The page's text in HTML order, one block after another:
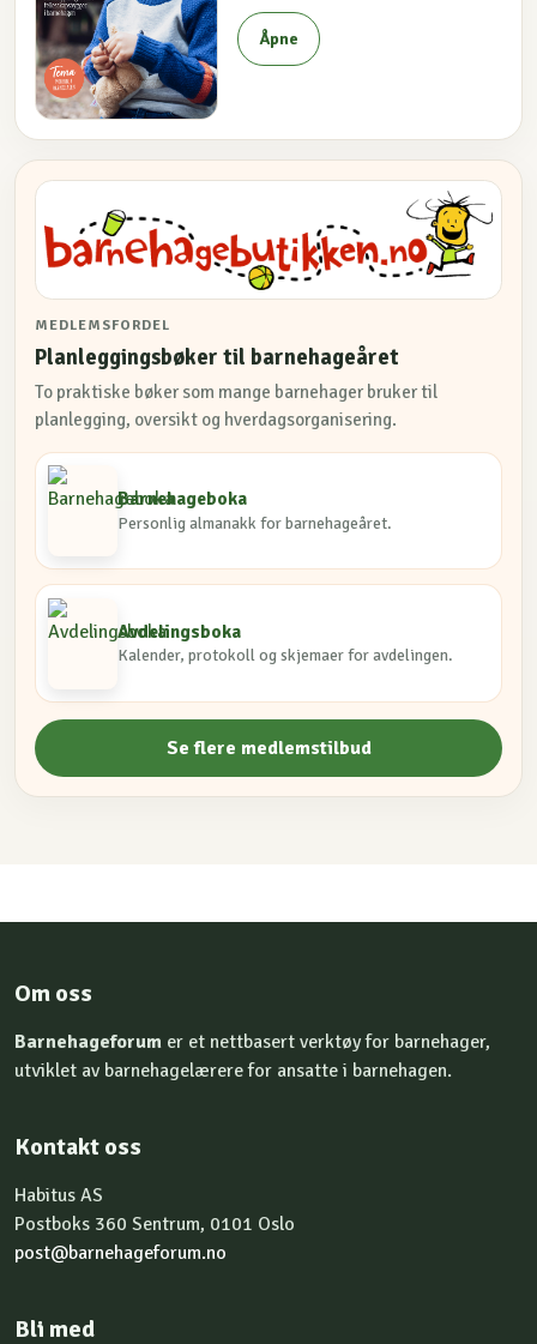
Åpne
MEDLEMSFORDEL
Planleggingsbøker til barnehageåret
To praktiske bøker som mange barnehager bruker til
planlegging, oversikt og hverdagsorganisering.
Barnehageboka
Personlig almanakk for barnehageåret.
Avdelingsboka
Kalender, protokoll og skjemaer for avdelingen.
Se flere medlemstilbud
Om oss
Barnehageforum er et nettbasert verktøy for barnehager,
utviklet av barnehagelærere for ansatte i barnehagen.
Kontakt oss
Habitus AS
Postboks 360 Sentrum, 0101 Oslo
post@barnehageforum.no
Bli med